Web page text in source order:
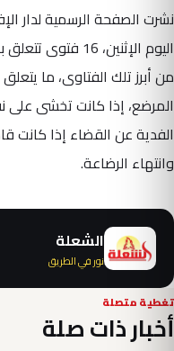
نشرت الصفحة الرسمية لدار
اليوم الإثنين، 16 فتوى تتعلق بالمرأة في رمضان.
من أبرز تلك الفتاوى، ما
المرضع، إذا كانت تخشى على
الفدية عن القضاء إذا كانت
وانتهاء الرضاعة.
الشعلة
نور في الطريق
تغطية متصلة
أخبار ذات صلة